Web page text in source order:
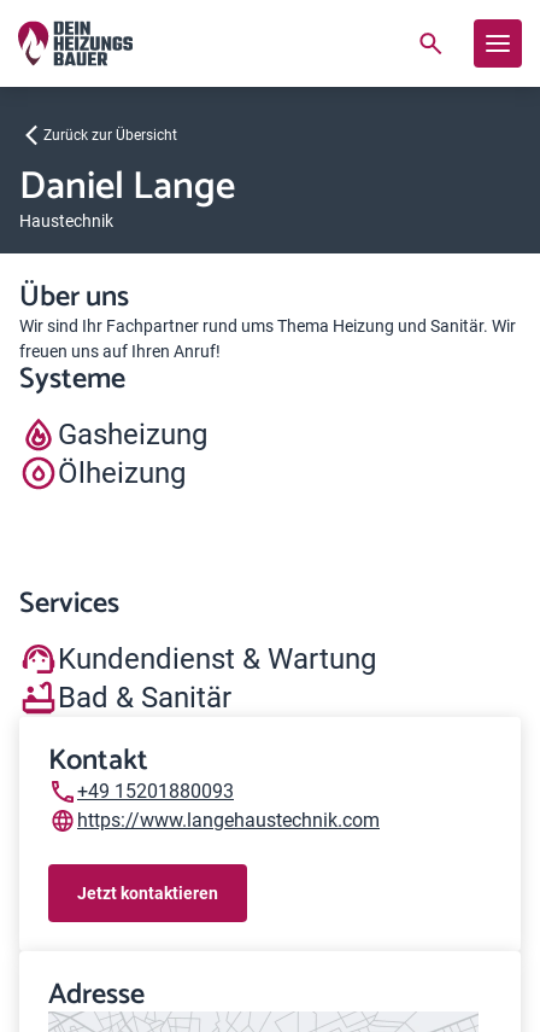
Zurück zur Übersicht
Daniel Lange
Haustechnik
Über uns
Wir sind Ihr Fachpartner rund ums Thema Heizung und Sanitär. Wir
freuen uns auf Ihren Anruf!
Systeme
Gasheizung
Ölheizung
Services
Kundendienst & Wartung
Bad & Sanitär
Kontakt
+49 15201880093
https://www.langehaustechnik.com
Jetzt kontaktieren
Adresse